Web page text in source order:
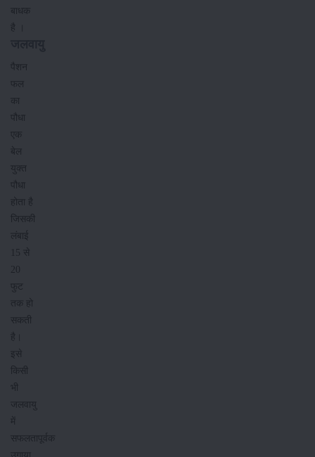
बाधक
है ।
पैशन
फल
का
पौधा
एक
बेल
युक्त
पौधा
होता है
जिसकी
लंबाई
15 से
20
फुट
तक हो
सकती
है।
इसे
किसी
भी
जलवायु
में
सफलतापूर्वक